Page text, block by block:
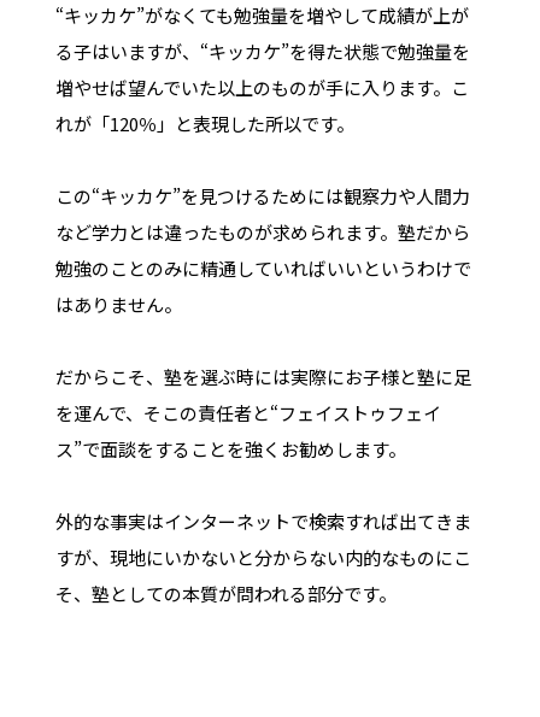
“キッカケ”がなくても勉強量を増やして成績が上が
る子はいますが、“キッカケ”を得た状態で勉強量を
増やせば望んでいた以上のものが手に入ります。こ
れが「120％」と表現した所以です。
この“キッカケ”を見つけるためには観察力や人間力
など学力とは違ったものが求められます。塾だから
勉強のことのみに精通していればいいというわけで
はありません。
だからこそ、塾を選ぶ時には実際にお子様と塾に足
を運んで、そこの責任者と“フェイストゥフェイ
ス”で面談をすることを強くお勧めします。
外的な事実はインターネットで検索すれば出てきま
すが、現地にいかないと分からない内的なものにこ
そ、塾としての本質が問われる部分です。